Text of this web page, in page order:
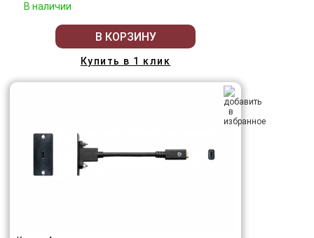
В наличии
В КОРЗИНУ
Купить в 1 клик